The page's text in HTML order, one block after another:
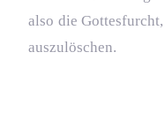
also die
auszulöschen.